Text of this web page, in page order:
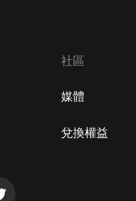
社區
媒體
兌換權益